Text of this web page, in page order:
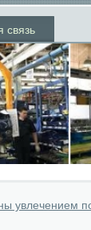
связь
увлечением